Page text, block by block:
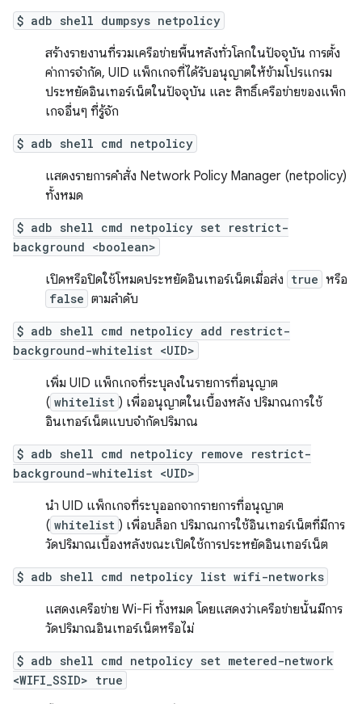
$ adb shell dumpsys netpolicy
สร้างรายงานที่รวมเครือข่ายพื้นหลังทั่วโลกในปัจจุบัน การตั้ง
ค่าการจำกัด, UID แพ็กเกจที่ได้รับอนุญาตให้ข้ามโปรแกรม
ประหยัดอินเทอร์เน็ตในปัจจุบัน และ สิทธิ์เครือข่ายของแพ็ก
เกจอื่นๆ ที่รู้จัก
$ adb shell cmd netpolicy
แสดงรายการคำสั่ง Network Policy Manager (netpolicy)
ทั้งหมด
$ adb shell cmd netpolicy set restrict-
background <boolean>
เปิดหรือปิดใช้โหมดประหยัดอินเทอร์เน็ตเมื่อส่ง true หรือ
false ตามลำดับ
$ adb shell cmd netpolicy add restrict-
background-whitelist <UID>
เพิ่ม UID แพ็กเกจที่ระบุลงในรายการที่อนุญาต
( whitelist ) เพื่ออนุญาตในเบื้องหลัง ปริมาณการใช้
อินเทอร์เน็ตแบบจำกัดปริมาณ
$ adb shell cmd netpolicy remove restrict-
background-whitelist <UID>
นำ UID แพ็กเกจที่ระบุออกจากรายการที่อนุญาต
( whitelist ) เพื่อบล็อก ปริมาณการใช้อินเทอร์เน็ตที่มีการ
วัดปริมาณเบื้องหลังขณะเปิดใช้การประหยัดอินเทอร์เน็ต
$ adb shell cmd netpolicy list wifi-networks
แสดงเครือข่าย Wi-Fi ทั้งหมด โดยแสดงว่าเครือข่ายนั้นมีการ
วัดปริมาณอินเทอร์เน็ตหรือไม่
$ adb shell cmd netpolicy set metered-network
<WIFI_SSID> true